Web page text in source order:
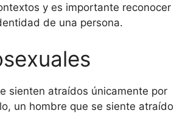
y es importante reconocer
de una persona.
sienten atraídos únicamente por
un hombre que se siente atraído